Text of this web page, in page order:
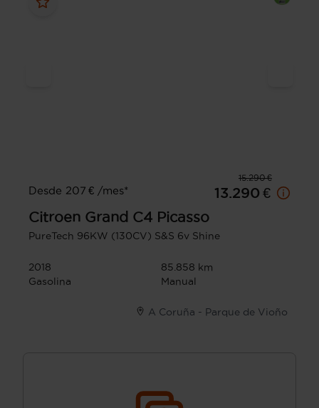
15.290 €
Desde 207 € /mes*
13.290 €
Citroen Grand C4 Picasso
PureTech 96KW (130CV) S&S 6v Shine
2018
85.858 km
Gasolina
Manual
A Coruña - Parque de Vioño